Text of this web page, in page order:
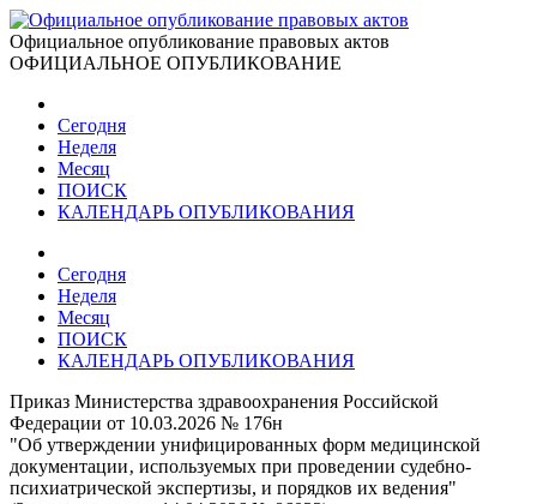
Официальное опубликование правовых актов
ОФИЦИАЛЬНОЕ ОПУБЛИКОВАНИЕ
Сегодня
Неделя
Месяц
ПОИСК
КАЛЕНДАРЬ ОПУБЛИКОВАНИЯ
Сегодня
Неделя
Месяц
ПОИСК
КАЛЕНДАРЬ ОПУБЛИКОВАНИЯ
Приказ Министерства здравоохранения Российской
Федерации от 10.03.2026 № 176н
"Об утверждении унифицированных форм медицинской
документации‚ используемых при проведении судебно-
психиатрической экспертизы, и порядков их ведения"